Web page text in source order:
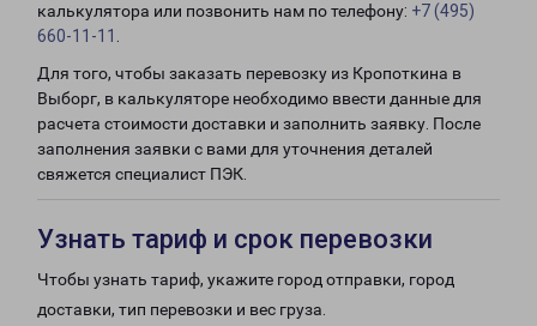
калькулятора или позвонить нам по телефону: +7 (495)
660-11-11
Для того, чтобы заказать перевозку из Кропоткина в
Выборг, в калькуляторе необходимо ввести данные для
расчета стоимости доставки и заполнить заявку. После
заполнения заявки с вами для уточнения деталей
свяжется специалист ПЭК.
Узнать тариф и срок перевозки
Чтобы узнать тариф, укажите город отправки, город
доставки, тип перевозки и вес груза.